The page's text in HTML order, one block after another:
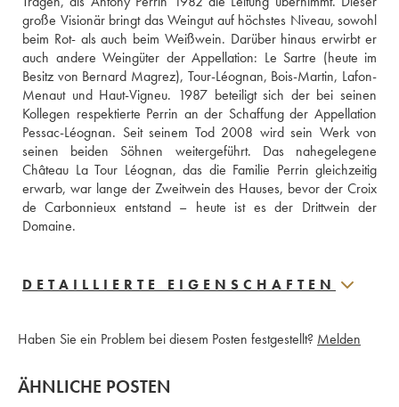
große Visionär bringt das Weingut auf höchstes Niveau, sowohl
beim Rot- als auch beim Weißwein. Darüber hinaus erwirbt er
auch andere Weingüter der Appellation: Le Sartre (heute im
Besitz von Bernard Magrez), Tour-Léognan, Bois-Martin, Lafon-
Menaut und Haut-Vigneu. 1987 beteiligt sich der bei seinen
Kollegen respektierte Perrin an der Schaffung der Appellation
Pessac-Léognan. Seit seinem Tod 2008 wird sein Werk von
seinen beiden Söhnen weitergeführt. Das nahegelegene
Château La Tour Léognan, das die Familie Perrin gleichzeitig
erwarb, war lange der Zweitwein des Hauses, bevor der Croix
de Carbonnieux entstand – heute ist es der Drittwein der
Domaine.
DETAILLIERTE EIGENSCHAFTEN
Haben Sie ein Problem bei diesem Posten festgestellt? Melden
ÄHNLICHE POSTEN